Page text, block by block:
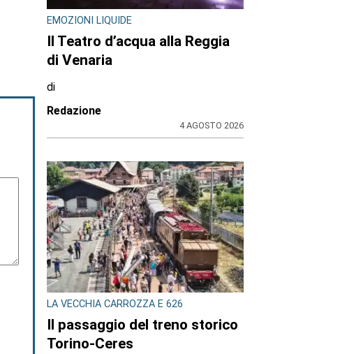
EMOZIONI LIQUIDE
Il Teatro d’acqua alla Reggia
di Venaria
di
Redazione
4 AGOSTO 2026
LA VECCHIA CARROZZA E 626
Il passaggio del treno storico
Torino-Ceres